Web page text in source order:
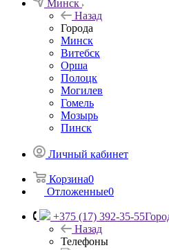
Минск
Назад
Города
Минск
Витебск
Орша
Полоцк
Могилев
Гомель
Мозырь
Пинск
Личный кабинет
Корзина0
Отложенные0
+375 (17) 392-35-55
Назад
Телефоны